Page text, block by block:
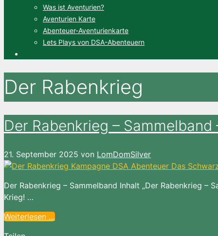
Was ist Aventurien?
Aventurien Karte
Abenteuer-Aventurienkarte
Lets Plays von DSA-Abenteuern
Der Rabenkrieg
Der Rabenkrieg –
21. September 2025 von LomDomSilver
Der Rabenkrieg – Sammelband Inhalt „Der Rabenkrieg –
Krieg! …
Weiterlesen …